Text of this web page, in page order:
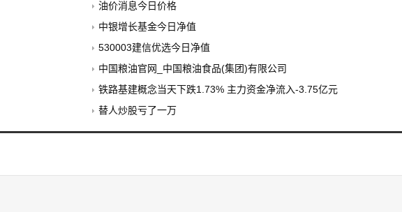
油价消息今日价格
中银增长基金今日净值
530003建信优选今日净值
中国粮油官网_中国粮油食品(集团)有限公司
铁路基建概念当天下跌1.73% 主力资金净流入-3.75亿元
替人炒股亏了一万